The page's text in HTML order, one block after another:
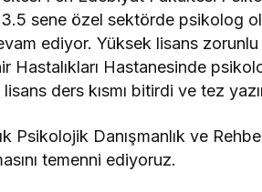
sene özel sektörde psikolog
ediyor. Yüksek lisans zorunlu
Hastalıkları Hastanesinde
ders kısmı bitirdi ve tez
Psikolojik Danışmanlık ve
temenni ediyoruz.